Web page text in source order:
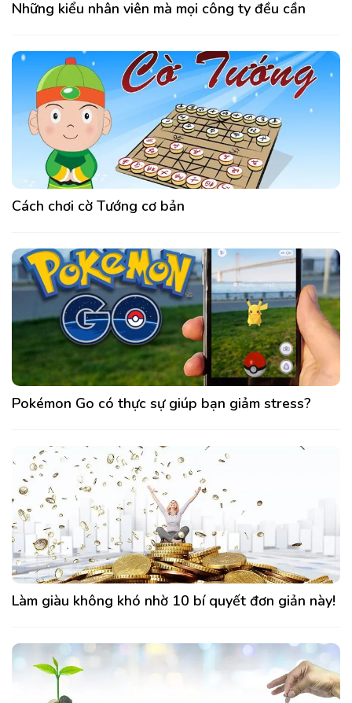
Những kiểu nhân viên mà mọi công ty đều cần
Cách chơi cờ Tướng cơ bản
Pokémon Go có thực sự giúp bạn giảm stress?
Làm giàu không khó nhờ 10 bí quyết đơn giản này!